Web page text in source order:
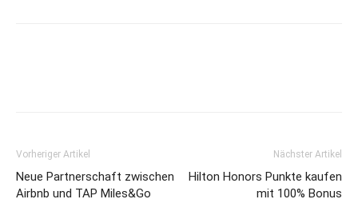
Vorheriger Artikel
Neue Partnerschaft zwischen
Airbnb und TAP Miles&Go
Nächster Artikel
Hilton Honors Punkte kaufen
mit 100% Bonus